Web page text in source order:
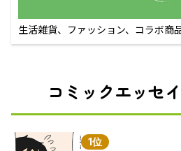
生活雑貨、ファッション、コラボ
えるECサイト
コミックエッセ
1位